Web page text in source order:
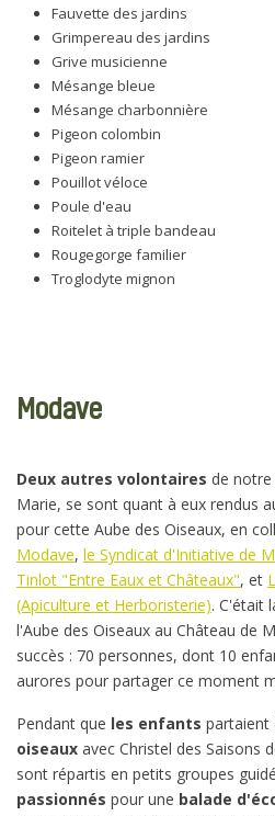
Fauvette des jardins
Grimpereau des jardins
Grive musicienne
Mésange bleue
Mésange charbonnière
Pigeon colombin
Pigeon ramier
Pouillot véloce
Poule d'eau
Roitelet à triple bandeau
Rougegorge familier
Troglodyte mignon
Modave
Deux autres volontaires de notre
Marie, se sont quant à eux rendus
pour cette Aube des Oiseaux, en
Modave, le Syndicat d'Initiative de
Tinlot "Entre Eaux et Châteaux", et
(Apiculture et Herboristerie). C'était
l'Aube des Oiseaux au Château de
succès : 70 personnes, dont 10
aurores pour partager ce moment
Pendant que les enfants partaient
oiseaux avec Christel des Saisons
sont répartis en petits groupes
passionnés pour une balade